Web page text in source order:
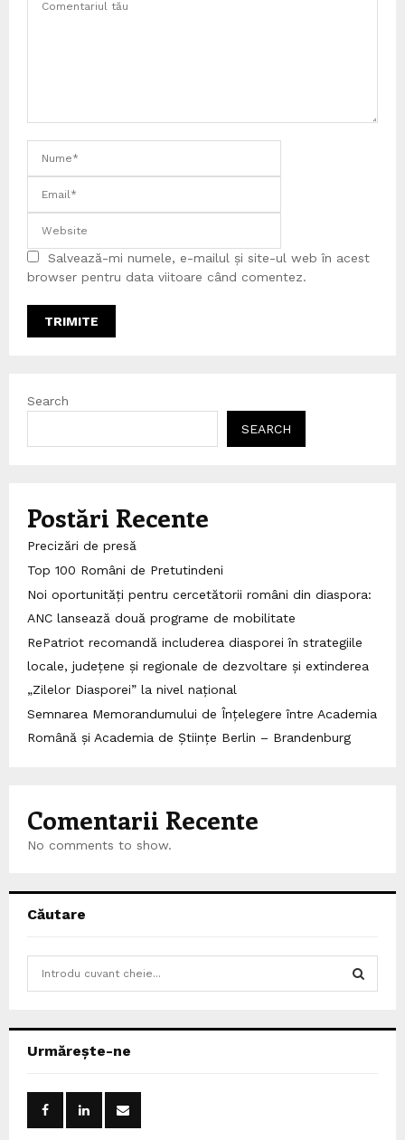
Salvează-mi numele, e-mailul și site-ul web în acest
browser pentru data viitoare când comentez.
Search
SEARCH
Postări Recente
Precizări de presă
Top 100 Români de Pretutindeni
Noi oportunități pentru cercetătorii români din diaspora:
ANC lansează două programe de mobilitate
RePatriot recomandă includerea diasporei în strategiile
locale, județene și regionale de dezvoltare și extinderea
„Zilelor Diasporei” la nivel național
Semnarea Memorandumului de Înțelegere între Academia
Română și Academia de Științe Berlin – Brandenburg
Comentarii Recente
No comments to show.
Căutare
h
Urmărește-ne